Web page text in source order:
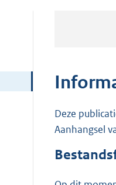
Deze
Aanhangsel